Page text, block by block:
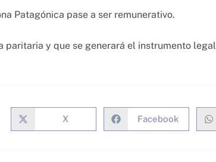
Patagónica pase a ser remunerativo.
paritaria y que se generará el instrumento legal
X Facebook